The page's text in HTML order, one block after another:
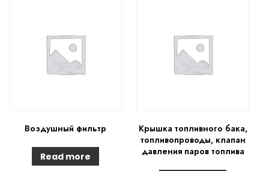
Воздушный фильтр
Read more
Крышка топливного бака,
топливопроводы, клапан
давления паров топлива